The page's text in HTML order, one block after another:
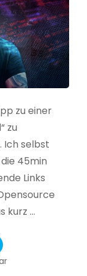
zu einer
zu
Ich selbst
45min
Links
kurz …
zu